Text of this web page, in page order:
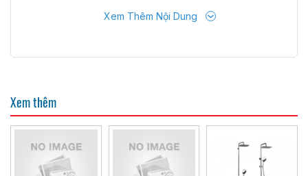
Xem Thêm Nội Dung
Xem thêm